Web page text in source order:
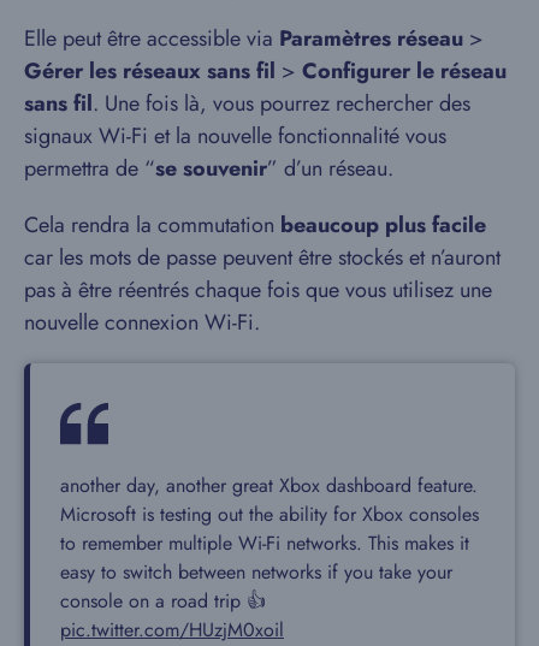
Elle peut être accessible via Paramètres réseau >
Gérer les réseaux sans fil > Configurer le réseau
sans fil. Une fois là, vous pourrez rechercher des
signaux Wi-Fi et la nouvelle fonctionnalité vous
permettra de “se souvenir” d’un réseau.
Cela rendra la commutation beaucoup plus facile
car les mots de passe peuvent être stockés et n’auront
pas à être réentrés chaque fois que vous utilisez une
nouvelle connexion Wi-Fi.
another day, another great Xbox dashboard feature.
Microsoft is testing out the ability for Xbox consoles
to remember multiple Wi-Fi networks. This makes it
easy to switch between networks if you take your
console on a road trip 👍
pic.twitter.com/HUzjM0xoil